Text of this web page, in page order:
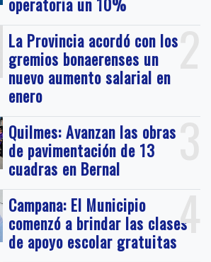
2
La Provincia acordó con los
gremios bonaerenses un
nuevo aumento salarial en
enero
3
Quilmes: Avanzan las obras
de pavimentación de 13
cuadras en Bernal
4
Campana: El Municipio
comenzó a brindar las clases
de apoyo escolar gratuitas